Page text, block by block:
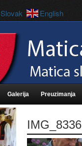
Galerija Preuzimanja
IMG_8336
Slovak English